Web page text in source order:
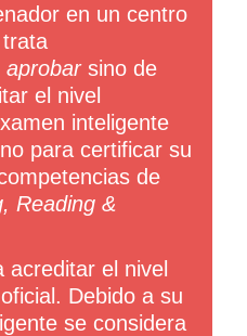
en un centro
aprobarsino de
el nivel
inteligente
para certificar su
de
Reading &
acreditar el nivel
Debido a su
se considera